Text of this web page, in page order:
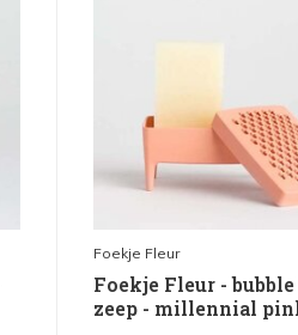
Foekje Fleur
Foekje Fleur -
zeep - millennial